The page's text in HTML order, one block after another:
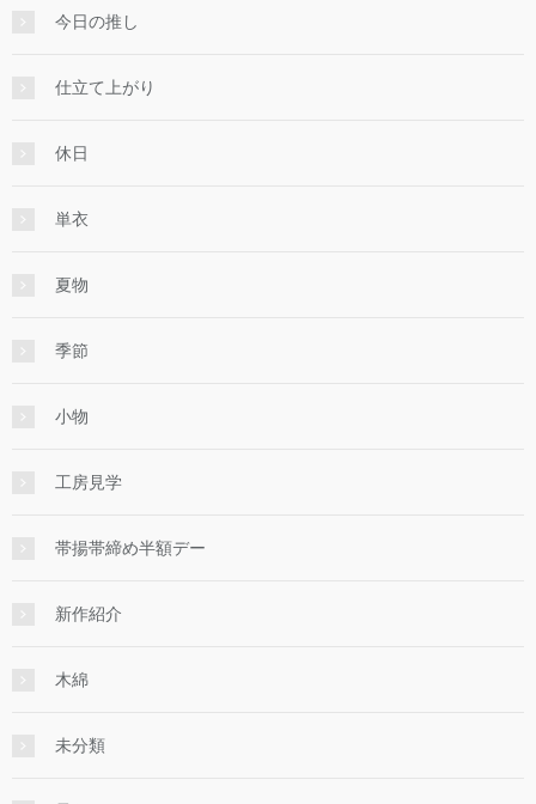
今日の推し
仕立て上がり
休日
単衣
夏物
季節
小物
工房見学
帯揚帯締め半額デー
新作紹介
木綿
未分類